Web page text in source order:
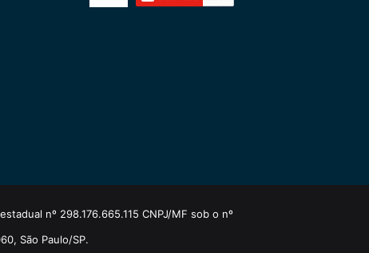
nº 298.176.665.115 CNPJ/MF sob o nº
São Paulo/SP.